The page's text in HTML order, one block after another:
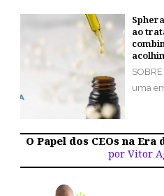
ao
uma
O Papel dos CEOs na
por Vitor